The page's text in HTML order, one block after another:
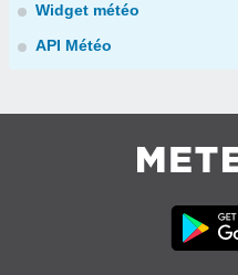
Widget météo
API Météo